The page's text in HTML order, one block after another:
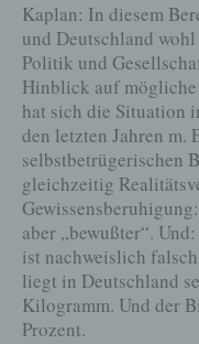
Kaplan: In diesem
und Deutschland
Politik und
Hinblick auf
hat sich die Situation
den letzten Jahren m.
selbstbetrügerischen
gleichzeitig
aber „bewußter“.
ist nachweislich
liegt in Deutschland
Kilogramm. Und der
Prozent.
werden in den Logfiles
werden können die (1)
Versionen, (2) das vom
Betriebssystem, (3)
zugreifendes System
(sogenannte
ein zugreifendes
angesteuert werden,
Zugriffs auf die
Adresse (IP-Adresse),
zugreifenden Systems
Informationen, die der
Angriffen auf unsere
dienen.
Bei der Nutzung
ziehen wird keine
Diese Informationen
Inhalte unserer